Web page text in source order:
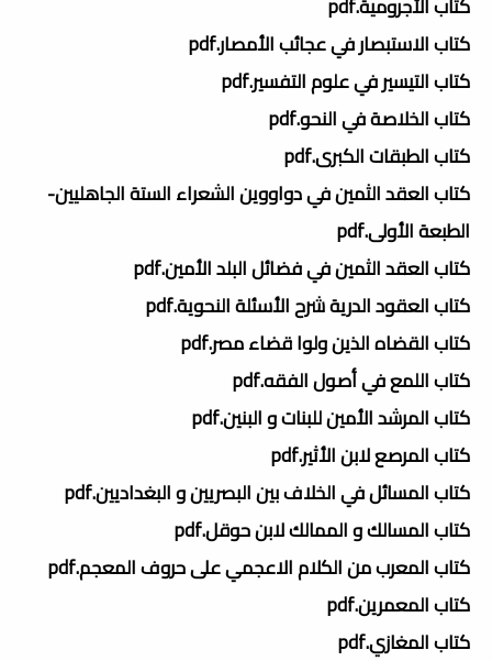
كتاب الاستبصار في عجائب الأمصار.pdf
كتاب التيسير في علوم التفسير.pdf
كتاب الخلاصة في النحو.pdf
كتاب الطبقات الكبرى.pdf
كتاب العقد الثمين في دواووين الشعراء الستة الجاهليين-
الطبعة الأولى.pdf
كتاب العقد الثمين في فضائل البلد الأمين.pdf
كتاب العقود الدرية شرح الأسئلة النحوية.pdf
كتاب القضاه الذين ولوا قضاء مصر.pdf
كتاب اللمع في أصول الفقه.pdf
كتاب المرشد الأمين للبنات و البنين.pdf
كتاب المرصع لابن الأثير.pdf
كتاب المسائل في الخلاف بين البصريين و البغداديين.pdf
كتاب المسالك و الممالك لابن حوقل.pdf
كتاب المعرب من الكلام الاعجمي على حروف المعجم.pdf
كتاب المعمرين.pdf
كتاب المغازي.pdf